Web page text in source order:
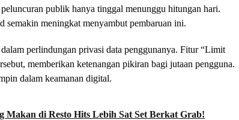
publik hanya tinggal menunggu hitungan hari.
semakin meningkat menyambut pembaruan ini.
perlindungan privasi data penggunanya. Fitur “Limit
memberikan ketenangan pikiran bagi jutaan pengguna.
dalam keamanan digital.
Makan di Resto Hits Lebih Sat Set Berkat Grab!